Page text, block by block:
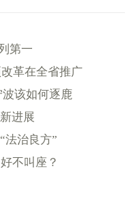
第一
革在全省推广
波该如何逐鹿
进展
法治良方”
不叫座？